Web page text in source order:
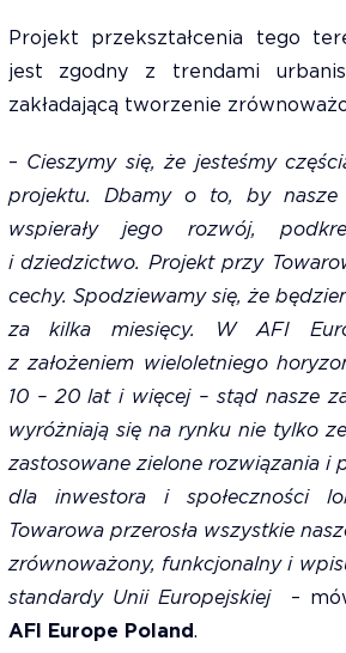
Projekt przekształcenia tego
jest zgodny z trendami
zakładającą tworzenie
– Cieszymy się, że jesteśmy
projektu. Dbamy o to, by nasze
wspierały jego rozwój,
i dziedzictwo. Projekt przy
cechy. Spodziewamy się, że
za kilka miesięcy. W AFI
z założeniem wieloletniego
10 – 20 lat i więcej – stąd nasze
wyróżniają się na rynku nie tylko
zastosowane zielone rozwiązania i
dla inwestora i społeczności
Towarowa przerosła wszystkie
zrównoważony, funkcjonalny i
standardy Unii Europejskiej –
AFI Europe Poland.